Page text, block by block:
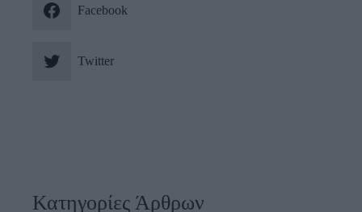
Facebook
Twitter
Κατηγορίες Άρθρων